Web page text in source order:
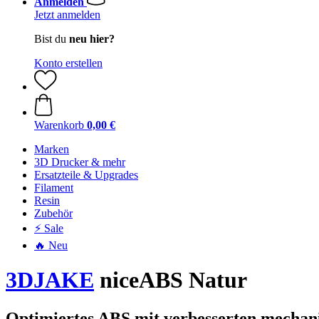
Jetzt anmelden
Bist du neu hier?
Konto erstellen
Warenkorb 0,00 €
Marken
3D Drucker & mehr
Ersatzteile & Upgrades
Filament
Resin
Zubehör
⚡ Sale
🔥 Neu
3DJAKE niceABS Natur